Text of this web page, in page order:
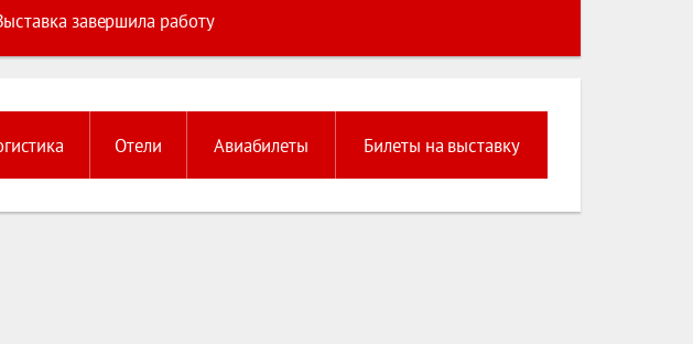
завершила работу
Отели Авиабилеты Билеты на выставку